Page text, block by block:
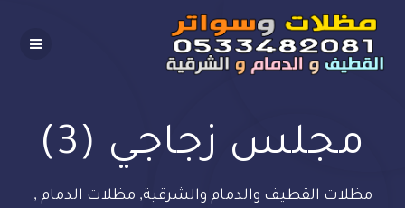
to
content
مجلس زجاجي (3)
مظلات القطيف والدمام والشرقية, مظلات الدمام ,